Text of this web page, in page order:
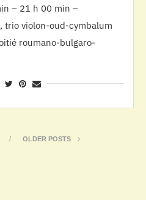
– 21 h 00 min –
trio violon-oud-cymbalum
roumano-bulgaro-
OLDER POSTS